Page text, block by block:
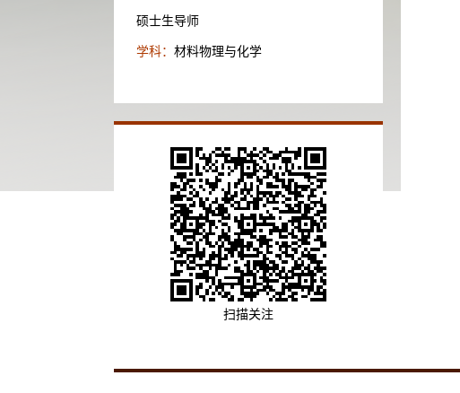
硕士生导师
学科： 材料物理与化学
扫描关注